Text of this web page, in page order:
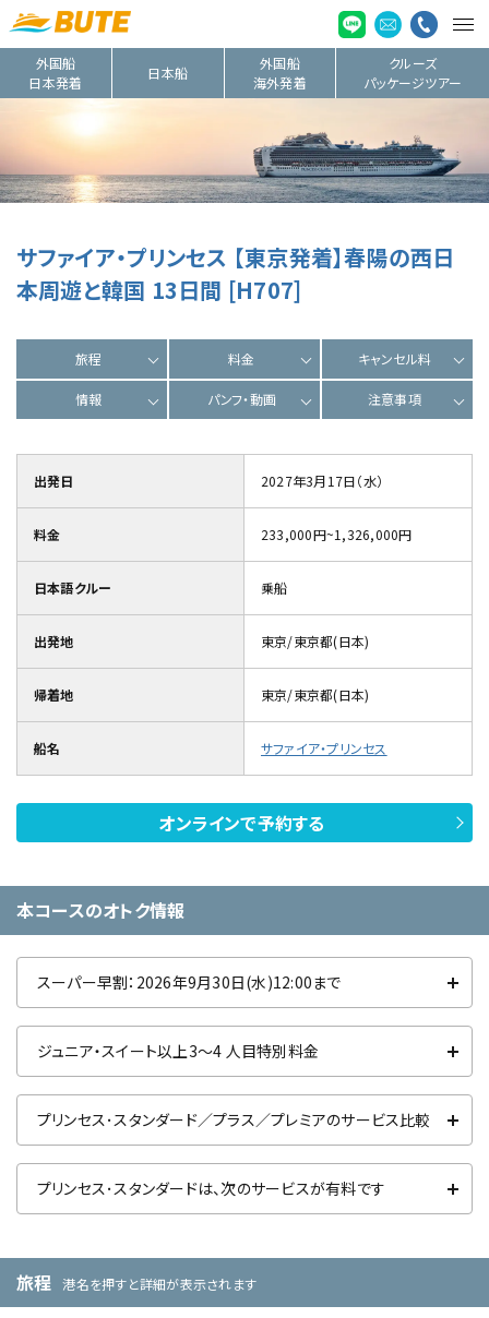
外国船
日本発着
日本船
外国船
海外発着
クルーズ
パッケージツアー
サファイア・プリンセス 【東京発着】春陽の西日
本周遊と韓国 13日間 [H707]
旅程 料金 キャンセル料
情報 パンフ・動画 注意事項
出発日 2027年3月17日（水）
料金 233,000円~1,326,000円
日本語クルー 乗船
出発地 東京/東京都(日本)
帰着地 東京/東京都(日本)
船名 サファイア・プリンセス
オンラインで予約する
本コースのオトク情報
スーパー早割：2026年9月30日(水)12:00まで
ジュニア・スイート以上3～4 人目特別料金
プリンセス･スタンダード／プラス／プレミアのサービス比較
プリンセス･スタンダードは、次のサービスが有料です
旅程 港名を押すと詳細が表示されます